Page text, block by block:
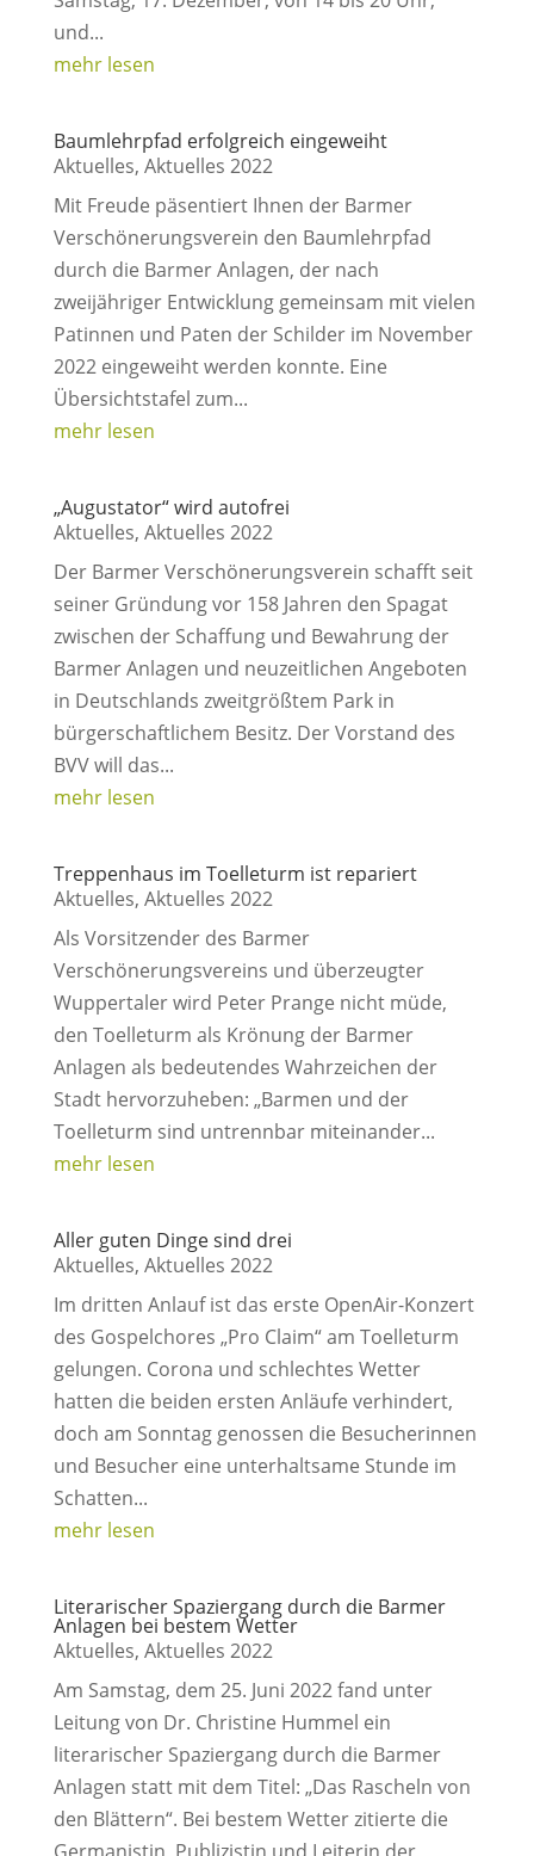
und...
mehr lesen
Baumlehrpfad erfolgreich eingeweiht
Aktuelles, Aktuelles 2022
Mit Freude päsentiert Ihnen der Barmer
Verschönerungsverein den Baumlehrpfad
durch die Barmer Anlagen, der nach
zweijähriger Entwicklung gemeinsam mit vielen
Patinnen und Paten der Schilder im November
2022 eingeweiht werden konnte. Eine
Übersichtstafel zum...
mehr lesen
„Augustator“ wird autofrei
Aktuelles, Aktuelles 2022
Der Barmer Verschönerungsverein schafft seit
seiner Gründung vor 158 Jahren den Spagat
zwischen der Schaffung und Bewahrung der
Barmer Anlagen und neuzeitlichen Angeboten
in Deutschlands zweitgrößtem Park in
bürgerschaftlichem Besitz. Der Vorstand des
BVV will das...
mehr lesen
Treppenhaus im Toelleturm ist repariert
Aktuelles, Aktuelles 2022
Als Vorsitzender des Barmer
Verschönerungsvereins und überzeugter
Wuppertaler wird Peter Prange nicht müde,
den Toelleturm als Krönung der Barmer
Anlagen als bedeutendes Wahrzeichen der
Stadt hervorzuheben: „Barmen und der
Toelleturm sind untrennbar miteinander...
mehr lesen
Aller guten Dinge sind drei
Aktuelles, Aktuelles 2022
Im dritten Anlauf ist das erste OpenAir-Konzert
des Gospelchores „Pro Claim“ am Toelleturm
gelungen. Corona und schlechtes Wetter
hatten die beiden ersten Anläufe verhindert,
doch am Sonntag genossen die Besucherinnen
und Besucher eine unterhaltsame Stunde im
Schatten...
mehr lesen
Literarischer Spaziergang durch die Barmer
Anlagen bei bestem Wetter
Aktuelles, Aktuelles 2022
Am Samstag, dem 25. Juni 2022 fand unter
Leitung von Dr. Christine Hummel ein
literarischer Spaziergang durch die Barmer
Anlagen statt mit dem Titel: „Das Rascheln von
den Blättern“. Bei bestem Wetter zitierte die